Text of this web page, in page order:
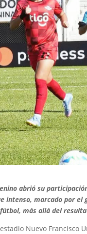
abrió su
intenso, marcado por
más allá del
Nuevo Francisco